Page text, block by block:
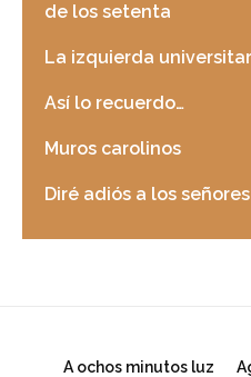
de los setenta
La izquierda
Así lo recuerdo…
Muros carolinos
Diré adiós a los señores
A ochos minutos luz